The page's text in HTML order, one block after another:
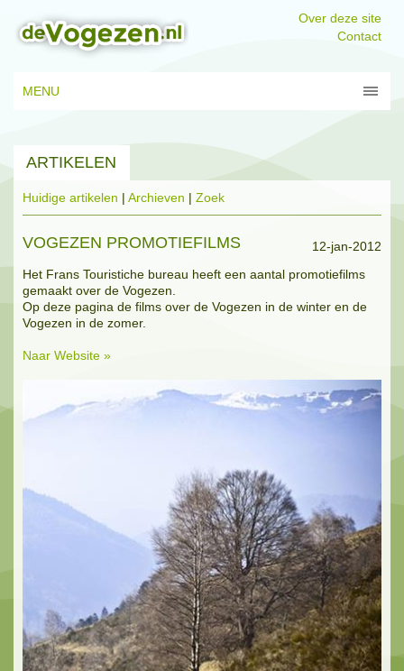
Over deze site
Contact
MENU
ARTIKELEN
Huidige artikelen | Archieven | Zoek
VOGEZEN PROMOTIEFILMS
12-jan-2012
Het Frans Touristiche bureau heeft een aantal promotiefilms
gemaakt over de Vogezen.
Op deze pagina de films over de Vogezen in de winter en de
Vogezen in de zomer.
Naar Website »